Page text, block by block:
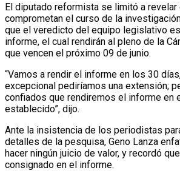
El diputado reformista se limitó a revelar
comprometan el curso de la
que el veredicto del equipo legislativo
informe, el cual rendirán al pleno de la
que vencen el próximo 09 de junio.
“Vamos a rendir el informe en los 30
excepcional pediríamos una extensión;
confiados que rendiremos el informe en
establecido”, dijo.
Ante la insistencia de los periodistas
detalles de la pesquisa, Geno Lanza
hacer ningún juicio de valor, y recordó
consignado en el informe.